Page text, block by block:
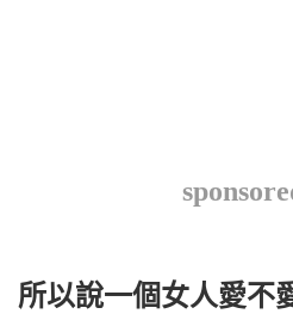
所以說一個女人愛不